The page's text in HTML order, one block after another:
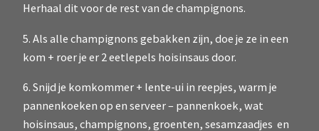
Herhaal dit voor de rest van de champignons.
5. Als alle champignons gebakken zijn, doe je ze in een
kom + roer je er 2 eetlepels hoisinsaus door.
6. Snijd je komkommer + lente-ui in reepjes, warm je
pannenkoeken op en serveer – pannenkoek, wat
hoisinsaus, champignons, groenten, sesamzaadjes en